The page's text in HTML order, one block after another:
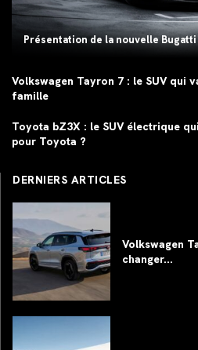
Présentation de la nouvelle
Volkswagen Tayron 7 : le SUV qui
famille
Toyota bZ3X : le SUV électrique
pour Toyota ?
DERNIERS ARTICLES
Volkswagen
changer...